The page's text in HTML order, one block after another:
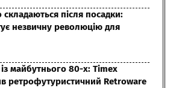
після посадки:
незвичну революцію для
майбутнього 80-х: Timex
ретрофутуристичний Retroware